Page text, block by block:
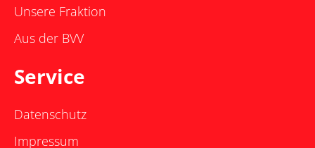
Unsere Fraktion
Aus der BVV
Service
Datenschutz
Impressum